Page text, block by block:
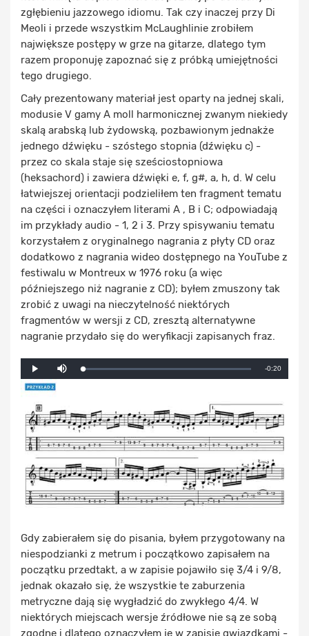
zgłębieniu jazzowego idiomu. Tak czy inaczej przy Di
Meoli i przede wszystkim McLaughlinie zrobiłem
największe postępy w grze na gitarze, dlatego tym
razem proponuję zapoznać się z próbką umiejętności
tego drugiego.
Cały prezentowany materiał jest oparty na jednej skali,
modusie V gamy A moll harmonicznej zwanym niekiedy
skalą arabską lub żydowską, pozbawionym jednakże
jednego dźwięku - szóstego stopnia (dźwięku c) -
przez co skala staje się sześciostopniowa
(heksachord) i zawiera dźwięki e, f, g#, a, h, d. W celu
łatwiejszej orientacji podzieliłem ten fragment tematu
na części i oznaczyłem literami A , B i C; odpowiadają
im przykłady audio - 1, 2 i 3. Przy spisywaniu tematu
korzystałem z oryginalnego nagrania z płyty CD oraz
dodatkowo z nagrania wideo dostępnego na YouTube z
festiwalu w Montreux w 1976 roku (a więc
późniejszego niż nagranie z CD); byłem zmuszony tak
zrobić z uwagi na nieczytelność niektórych
fragmentów w wersji z CD, zresztą alternatywne
nagranie przydało się do weryfikacji zapisanych fraz.
Play
Loaded:
0%
Progress:
0%
Remaining
-0:20
Gdy zabierałem się do pisania, byłem przygotowany na
niespodzianki z metrum i początkowo zapisałem na
początku przedtakt, a w zapisie pojawiło się 3/4 i 9/8,
jednak okazało się, że wszystkie te zaburzenia
metryczne dają się wygładzić do zwykłego 4/4. W
niektórych miejscach wersje źródłowe nie są ze sobą
zgodne i dlatego oznaczyłem je w zapisie gwiazdkami -